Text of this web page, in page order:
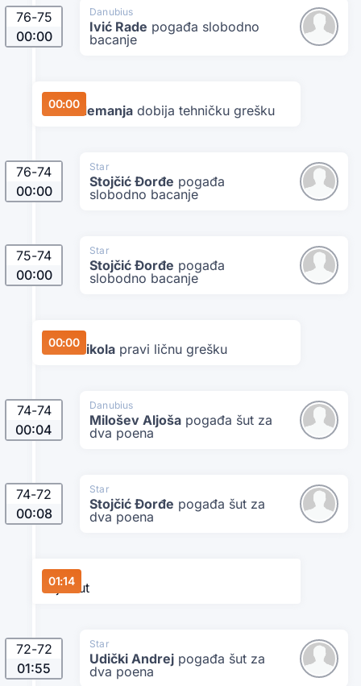
Danubius
Ivić Rade pogađa slobodno
bacanje
76-75
00:00
00:00
Star
Katić Nemanja dobija tehničku grešku
Star
Stojčić Đorđe pogađa
slobodno bacanje
76-74
00:00
Star
Stojčić Đorđe pogađa
slobodno bacanje
75-74
00:00
00:00
Danubius
Čolić Nikola pravi ličnu grešku
Danubius
Milošev Aljošapogađa šut za
dva poena
74-74
00:04
Star
Stojčić Đorđe pogađa šut za
dva poena
74-72
00:08
01:14
Star
Tajmaut
Star
Udički Andrejpogađa šut za
dva poena
72-72
01:55